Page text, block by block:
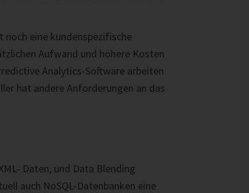
eine kundenspezifische
Aufwand und höhere Kosten
Analytics-Software arbeiten
hat andere Anforderungen an das
Daten, und Data Blending
auch NoSQL-Datenbanken eine